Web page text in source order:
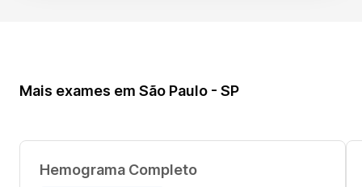
Mais exames em São Paulo - SP
Hemograma Completo